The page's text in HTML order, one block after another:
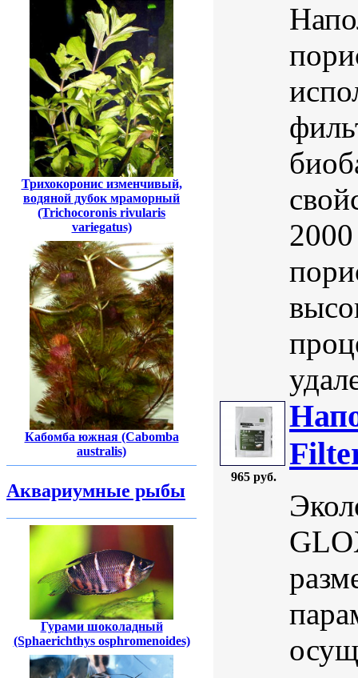
Трихокоронис изменчивый,
водяной дубок мраморный
(Trichocoronis rivularis
variegatus)
Кабомба южная (Cabomba
australis)
Аквариумные рыбы
Гурами шоколадный
(Sphaerichthys osphromenoides)
965 руб.